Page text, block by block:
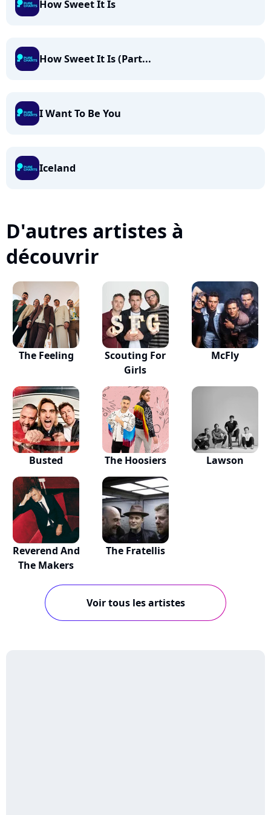
How Sweet It Is
How Sweet It Is (Part...
I Want To Be You
Iceland
D'autres artistes à
découvrir
The Feeling
Scouting For
Girls
McFly
Busted The Hoosiers Lawson
Reverend And
The Makers
The Fratellis
Voir tous les artistes